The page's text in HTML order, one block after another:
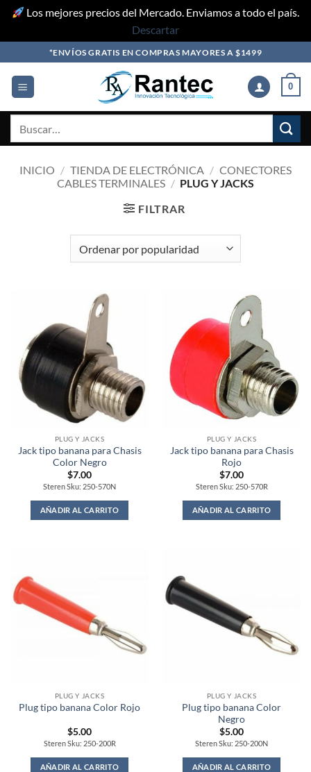
Los mejores precios del Mercado. Enviamos a todo el país.
Descartar
to
content
*ENVÍOS GRATIS EN COMPRAS MAYORES A $1499
0
INICIO / TIENDA DE ELECTRÓNICA / CONECTORES
CABLES TERMINALES / PLUG Y JACKS
FILTRAR
PLUG Y JACKS
Jack tipo banana para Chasis
Color Negro
$7.00
Steren Sku: 250-570N
AÑADIR AL CARRITO
PLUG Y JACKS
Jack tipo banana para Chasis
Rojo
$7.00
Steren Sku: 250-570R
AÑADIR AL CARRITO
PLUG Y JACKS
Plug tipo banana Color Rojo
$5.00
Steren Sku: 250-200R
AÑADIR AL CARRITO
PLUG Y JACKS
Plug tipo banana Color
Negro
$5.00
Steren Sku: 250-200N
AÑADIR AL CARRITO